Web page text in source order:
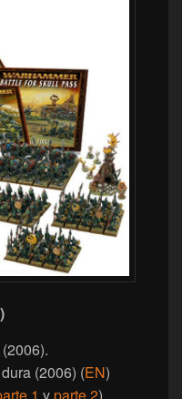
(2006) (EN)
1 yparte 2)